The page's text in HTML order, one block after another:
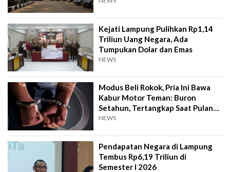
Kejati Lampung Pulihkan Rp1,14
Triliun Uang Negara, Ada
Tumpukan Dolar dan Emas
NEWS
Modus Beli Rokok, Pria Ini Bawa
Kabur Motor Teman: Buron
Setahun, Tertangkap Saat Pulang
Kampung
NEWS
Pendapatan Negara di Lampung
Tembus Rp6,19 Triliun di
Semester I 2026